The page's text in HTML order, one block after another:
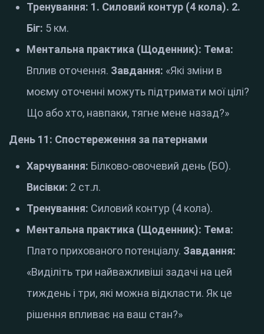
Тренування: 1. Силовий контур (4 кола). 2.
Біг: 5 км.
Ментальна практика (Щоденник): Тема:
Вплив оточення. Завдання: «Які зміни в
моєму оточенні можуть підтримати мої цілі?
Що або хто, навпаки, тягне мене назад?»
День 11: Спостереження за патернами
Харчування: Білково-овочевий день (БО).
Висівки: 2 ст.л.
Тренування: Силовий контур (4 кола).
Ментальна практика (Щоденник): Тема:
Плато прихованого потенціалу. Завдання:
«Виділіть три найважливіші задачі на цей
тиждень і три, які можна відкласти. Як це
рішення впливає на ваш стан?»